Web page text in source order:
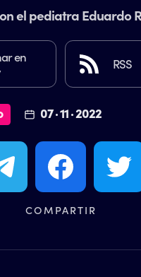
el pediatra Eduardo
en
RSS
07 · 11 · 2022
COMPARTIR